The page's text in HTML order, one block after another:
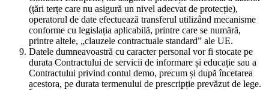
(țări terțe care nu asigură un nivel adecvat de protecție),
operatorul de date efectuează transferul utilizând mecanisme
conforme cu legislația aplicabilă, printre care se numără,
printre altele, „clauzele contractuale standard” ale UE.
Datele dumneavoastră cu caracter personal vor fi stocate pe
durata Contractului de servicii de informare și educație sau a
Contractului privind contul demo, precum și după încetarea
acestora, pe durata termenului de prescripție prevăzut de lege.